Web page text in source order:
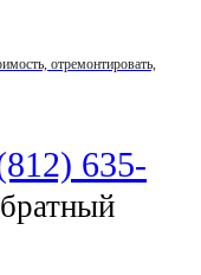
635-